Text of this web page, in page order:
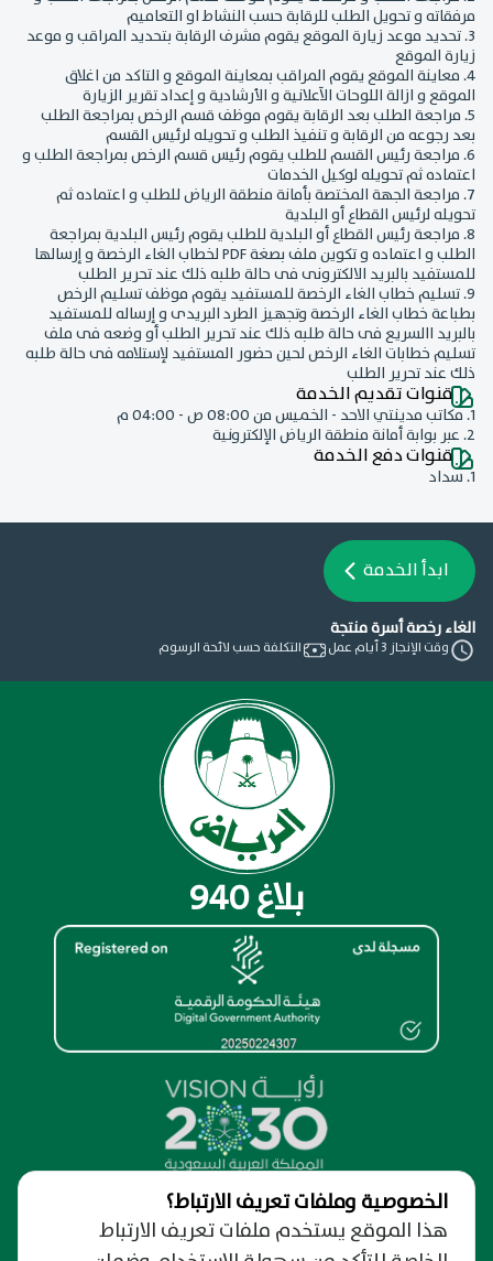
مرفقاته و تحويل الطلب للرقابة حسب النشاط او التعاميم
3. تحديد موعد زيارة الموقع يقوم مشرف الرقابة بتحديد المراقب و موعد
زيارة الموقع
4. معاينة الموقع يقوم المراقب بمعاينة الموقع و التاكد من اغلاق
الموقع و ازالة اللوحات الآعلانية و الأرشادية و إعداد تقرير الزيارة
5. مراجعة الطلب بعد الرقابة يقوم موظف قسم الرخص بمراجعة الطلب
بعد رجوعه من الرقابة و تنفيذ الطلب و تحويله لرئيس القسم
6. مراجعة رئيس القسم للطلب يقوم رئيس قسم الرخص بمراجعة الطلب و
اعتماده ثم تحويله لوكيل الخدمات
7. مراجعة الجهة المختصة بأمانة منطقة الرياض للطلب و اعتماده ثم
تحويله لرئيس القطاع أو البلدية
8. مراجعة رئيس القطاع أو البلدية للطلب يقوم رئيس البلدية بمراجعة
الطلب و اعتماده و تكوين ملف بصغة PDF لخطاب الغاء الرخصة و إرسالها
للمستفيد بالبريد الالكترونى فى حالة طلبه ذلك عند تحرير الطلب
9. تسليم خطاب الغاء الرخصة للمستفيد يقوم موظف تسليم الرخص
بطباعة خطاب الغاء الرخصة وتجهيز الطرد البريدى و إرساله للمستفيد
بالبريد االسريع فى حالة طلبه ذلك عند تحرير الطلب أو وضعه فى ملف
تسليم خطابات الغاء الرخص لحين حضور المستفيد لإستلامه فى حالة طلبه
ذلك عند تحرير الطلب
قنوات تقديم الخدمة
1. مكاتب مدينتي الاحد - الخميس من 08:00 ص - 04:00 م
2. عبر بوابة أمانة منطقة الرياض الإلكترونية
قنوات دفع الخدمة
1. سداد
ابدأ الخدمة
الغاء رخصة أسرة منتجة
وقت الإنجاز 3 أيام عمل التكلفة حسب لائحة الرسوم
بلاغ 940
نظرة عامة
الخصوصية وملفات تعريف الارتباط؟
هذا الموقع يستخدم ملفات تعريف الارتباط